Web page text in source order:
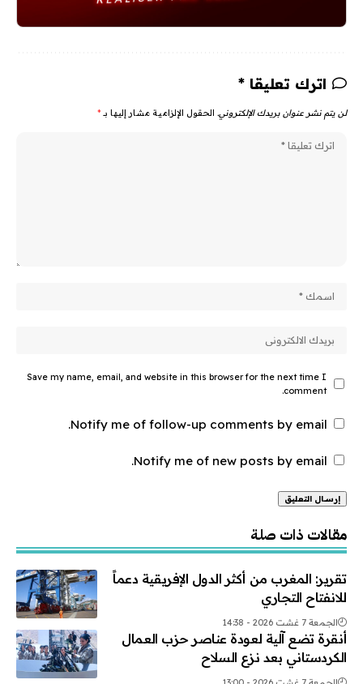
اترك تعليقا *
لن يتم نشر عنوان بريدك الإلكتروني. الحقول الإلزامية مشار إليها بـ *
Save my name, email, and website in this browser for the next time I
comment.
Notify me of follow-up comments by email.
Notify me of new posts by email.
مقالات ذات صلة
تقرير: المغرب من أكثر الدول الإفريقية دعماً
للانفتاح التجاري
الجمعة 7 غشت 2026 - 14:38
أنقرة تضع آلية لعودة عناصر حزب العمال
الكردستاني بعد نزع السلاح